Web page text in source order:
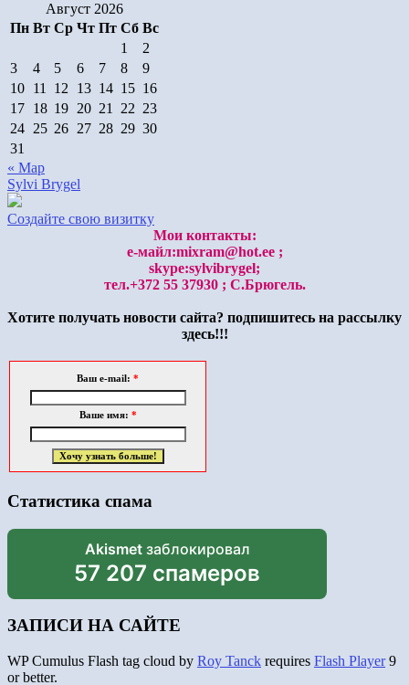
Август 2026
Пн Вт Ср Чт Пт Сб Вс
1
2
3
4 5 6 7 8
9
10 11 12 13 14 15 16
17 18 19 20 21 22 23
24 25 26 27 28 29 30
31
« Мар
Sylvi Brygel
Создайте свою визитку
Мои контакты:
е-майл:mixram@hot.ee ;
skype:sylvibrygel;
тел.+372 55 37930 ; С.Брюгель.
Хотите получать новости сайта? подпишитесь на рассылку
здесь!!!
Ваш e-mail: *
Ваше имя: *
Статистика спама
Akismetзаблокировал
57 207 спамеров
ЗАПИСИ НА САЙТЕ
WP Cumulus Flash tag cloud by Roy Tanck requires Flash Player9
or better.